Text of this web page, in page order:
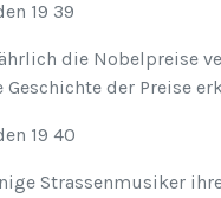
die Nobelpreise
der Preise
Strassenmusiker